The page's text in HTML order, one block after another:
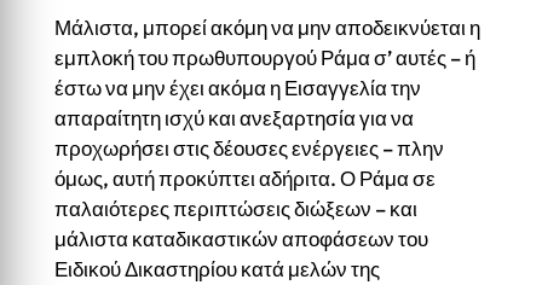
Μάλιστα, μπορεί ακόμη να μην αποδεικνύεται η
εμπλοκή του πρωθυπουργού Ράμα σ’ αυτές – ή
έστω να μην έχει ακόμα η Εισαγγελία την
απαραίτητη ισχύ και ανεξαρτησία για να
προχωρήσει στις δέουσες ενέργειες – πλην
όμως, αυτή προκύπτει αδήριτα. Ο Ράμα σε
παλαιότερες περιπτώσεις διώξεων – και
μάλιστα καταδικαστικών αποφάσεων του
Ειδικού Δικαστηρίου κατά μελών της